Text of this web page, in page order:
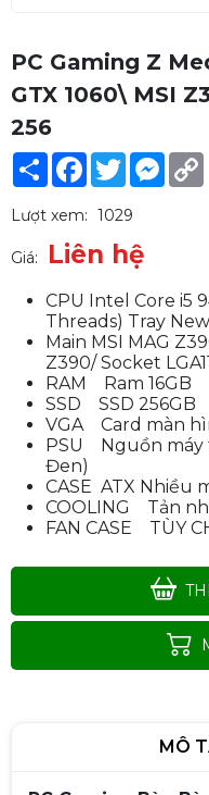
PC Gaming Z
GTX 1060\ MSI
256
Share Facebook
Twitter
Lượt xem: 1029
Giá: Liên hệ
CPU Intel Core i5
Threads) Tray
Main MSI MAG
Z390/ Socket
RAM Ram 16GB
SSD SSD 256GB
VGA Card màn
PSU Nguồn máy
Đen)
CASE ATX Nhiều
COOLING Tản
FAN CASE TÙY
MÔ